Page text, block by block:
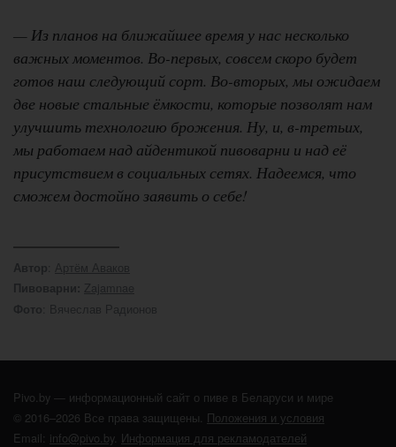
— Из планов на ближайшее время у нас несколько
важных моментов. Во-первых, совсем скоро будет
готов наш следующий сорт. Во-вторых, мы ожидаем
две новые стальные ёмкости, которые позволят нам
улучшить технологию брожения. Ну, и, в-третьих,
мы работаем над айдентикой пивоварни и над её
присутствием в социальных сетях. Надеемся, что
сможем достойно заявить о себе!
Автор Артём Аваков
Пивоварни: Zajamnae
Фото : Вячеслав Радионов
Pivo.by — информационный сайт о пиве в Беларуси и мире
© 2016–2026 Все права защищены. Положения и условия
Email: info@pivo.by. Информация для рекламодателей